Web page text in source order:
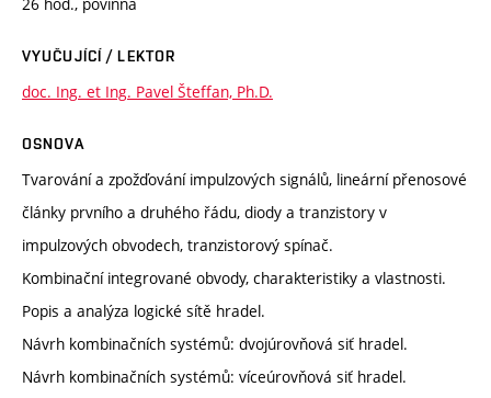
VYUČUJÍCÍ / LEKTOR
doc. Ing. et Ing. Pavel Šteffan, Ph.D.
OSNOVA
Tvarování a zpožďování impulzových signálů, lineární přenosové
články prvního a druhého řádu, diody a tranzistory v
impulzových obvodech, tranzistorový spínač.
Kombinační integrované obvody, charakteristiky a vlastnosti.
Popis a analýza logické sítě hradel.
Návrh kombinačních systémů: dvojúrovňová siť hradel.
Návrh kombinačních systémů: víceúrovňová siť hradel.